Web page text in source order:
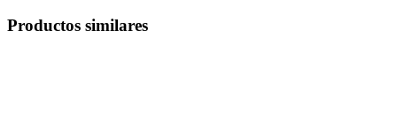
Productos similares